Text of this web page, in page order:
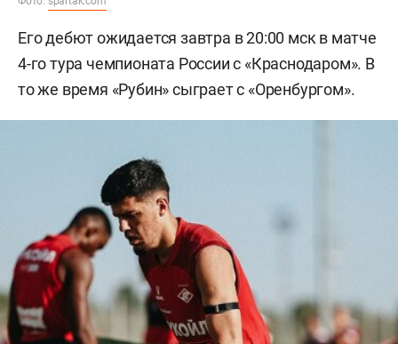
Его дебют ожидается завтра в 20:00 мск в матче
4-го тура чемпионата России с «Краснодаром». В
то же время «Рубин» сыграет с «Оренбургом».